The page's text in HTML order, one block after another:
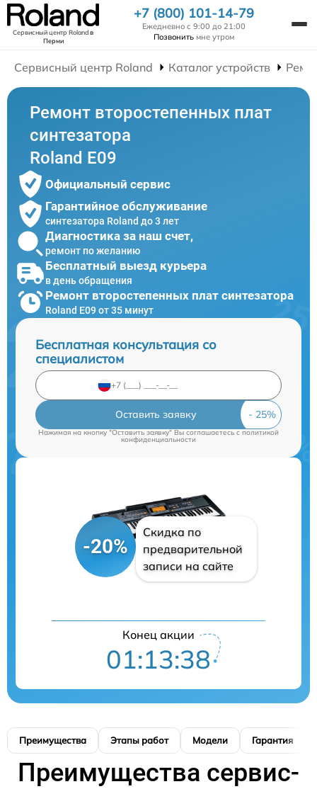
Сервисный центр Rolandв
Перми
+7 (800) 101-14-79
Ежедневно с 9:00 до 21:00
Позвонить мне утром
Сервисный центр Roland Каталог устройств
Ремонт второстепенных плат
синтезатора
Roland E09
Официальный сервис
Гарантийное обслуживание
синтезатора Roland до 3 лет
Диагностика за наш счет,
ремонт по желанию
Бесплатный выезд курьера
в день обращения
Ремонт второстепенных плат синтезатора
Roland E09 от 35 минут
Бесплатная консультация со
специалистом
Оставить заявку
Нажимая на кнопку "Оставить заявку" Вы соглашаетесь cполитикой
конфиденциальности
-20%
Скидка по
предварительной
записи на сайте
Конец акции
01:13:37
Преимущества Этапы работ Модели Гарантия
Преимущества сервис-